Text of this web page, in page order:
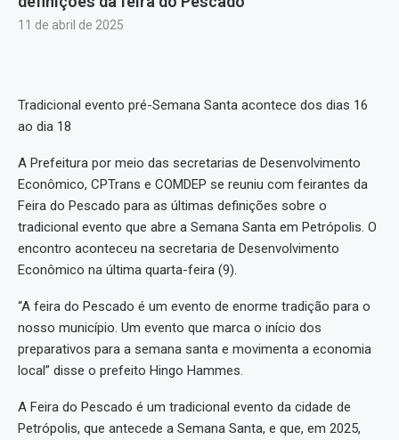
11 de abril de 2025
Tradicional evento pré-Semana Santa acontece dos dias 16
ao dia 18
A Prefeitura por meio das secretarias de Desenvolvimento
Econômico, CPTrans e COMDEP se reuniu com feirantes da
Feira do Pescado para as últimas definições sobre o
tradicional evento que abre a Semana Santa em Petrópolis. O
encontro aconteceu na secretaria de Desenvolvimento
Econômico na última quarta-feira (9).
“A feira do Pescado é um evento de enorme tradição para o
nosso município. Um evento que marca o início dos
preparativos para a semana santa e movimenta a economia
local” disse o prefeito Hingo Hammes.
A Feira do Pescado é um tradicional evento da cidade de
Petrópolis, que antecede a Semana Santa, e que, em 2025,